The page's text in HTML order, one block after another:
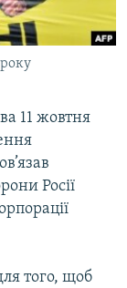
року
11 жовтня
Росії
того, щоб